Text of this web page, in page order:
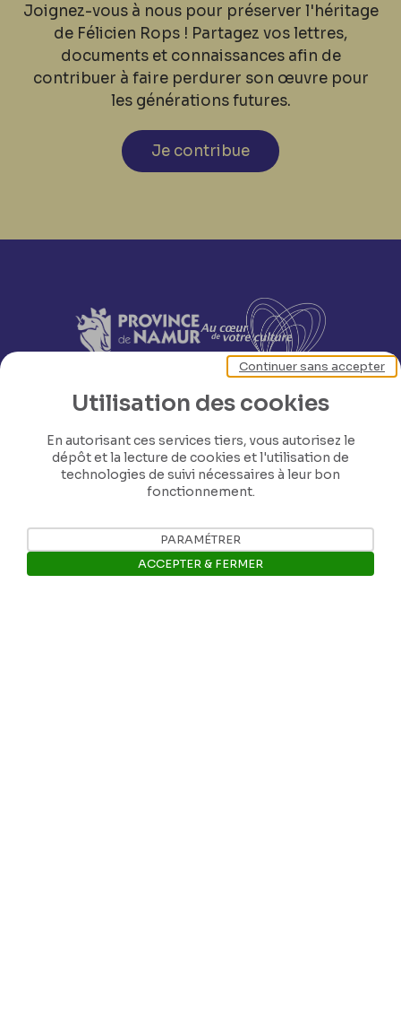
Joignez-vous à nous pour préserver l'héritage
de Félicien Rops ! Partagez vos lettres,
documents et connaissances afin de
contribuer à faire perdurer son œuvre pour
les générations futures.
Je contribue
Nos coordonnées
Utilisation des cookies
En autorisant ces services tiers, vous autorisez le
dépôt et la lecture de cookies et l'utilisation de
technologies de suivi nécessaires à leur bon
fonctionnement.
Continuer sans accepter
PARAMÉTRER
ACCEPTER & FERMER